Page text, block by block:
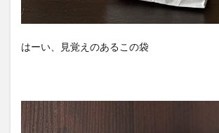
はーい、見覚えのあるこの袋